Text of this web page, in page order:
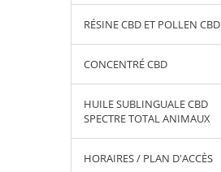
RÉSINE CBD ET POLLEN CBD
CONCENTRÉ CBD
HUILE SUBLINGUALE CBD
SPECTRE TOTAL ANIMAUX
HORAIRES / PLAN D'ACCÈS